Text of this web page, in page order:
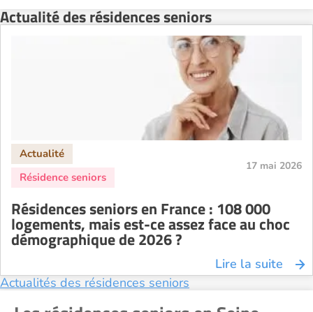
Actualité des résidences seniors
17 mai 2026
Résidences seniors en France : 108 000
logements, mais est-ce assez face au choc
démographique de 2026 ?
Lire la suite
Actualités des résidences seniors